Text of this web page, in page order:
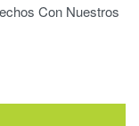
Con Nuestros